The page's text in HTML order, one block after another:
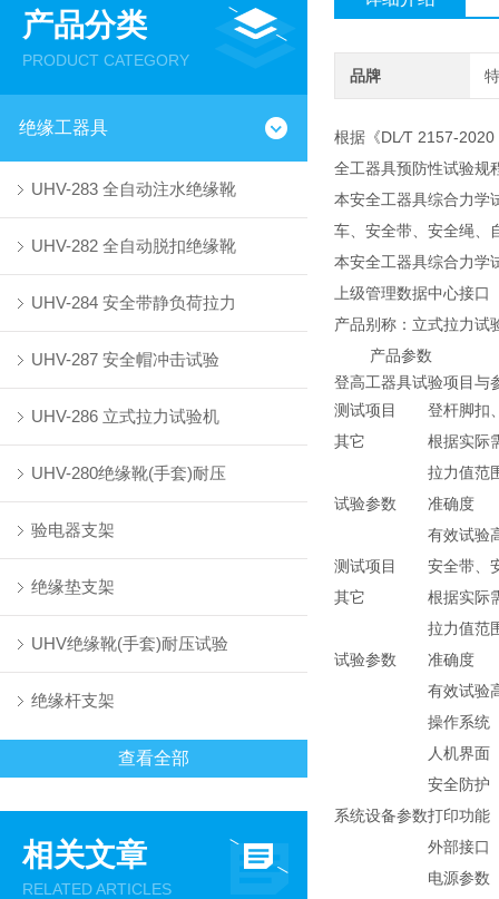
产品分类
PRODUCT CATEGORY
绝缘工器具
UHV-283 全自动注水绝缘靴
UHV-282 全自动脱扣绝缘靴
UHV-284 安全带静负荷拉力
UHV-287 安全帽冲击试验
UHV-286 立式拉力试验机
UHV-280绝缘靴(手套)耐压
验电器支架
绝缘垫支架
UHV绝缘靴(手套)耐压试验
绝缘杆支架
查看全部
相关文章
RELATED ARTICLES
品牌
根据《DL∕T 2157-
全工器具预防性试验规
本安全工器具综合力学
车、安全带、安全绳、
本安全工器具综合力学
上级管理数据中心接
产品别称：立式拉力试
产品参数
登高工器具试验项目与
测试项目
登杆脚扣
其它
根据实际
试验参数
拉力值范
准确度
有效试验
测试项目
安全带、
其它
根据实际
试验参数
拉力值范
准确度
有效试验
系统设备参数
操作系统
人机界面
安全防护
打印功能
外部接口
电源参数